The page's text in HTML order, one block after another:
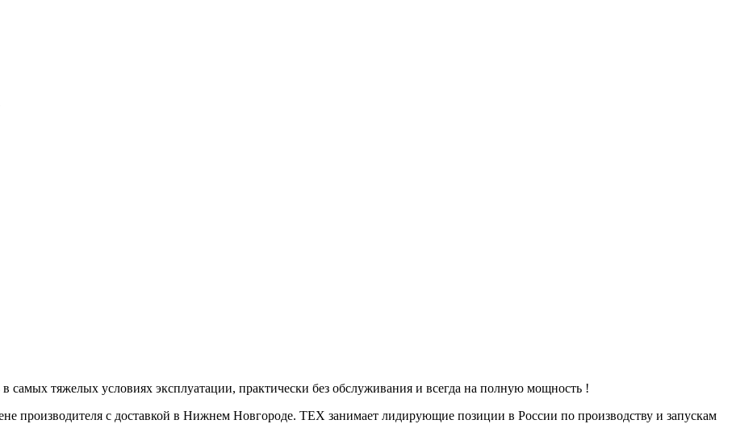
самых тяжелых условиях эксплуатации, практически без обслуживания и всегда на полную мощность !
производителя с доставкой в Нижнем Новгороде. ТЕХ занимает лидирующие позиции в России по производству и запускам